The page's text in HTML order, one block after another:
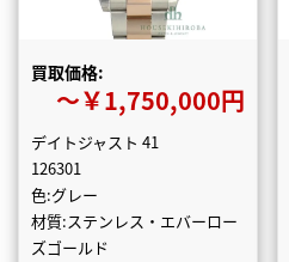
買取価格:
〜￥1,750,000円
デイトジャスト 41
126301
色:グレー
材質:ステンレス・エバーロー
ズゴールド